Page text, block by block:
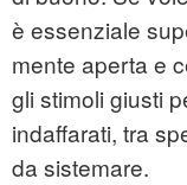
è essenziale
mente aperta e
gli stimoli giusti
indaffarati, tra
da sistemare.